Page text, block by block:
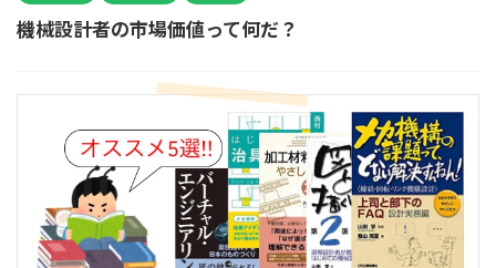
機械設計者の市場価値って何だ？